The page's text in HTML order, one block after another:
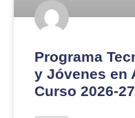
Programa
y Jóvenes en
Curso 2026-27